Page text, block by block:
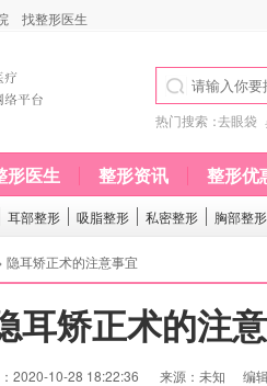
找整形医生
热门搜索：去眼袋
形医生 整形资讯 整形优
耳部整形 吸脂整形 私密整形 胸部整形
隐耳矫正术的注意事宜
耳矫正术的注
2020-10-28 18:22:36 来源：未知 编